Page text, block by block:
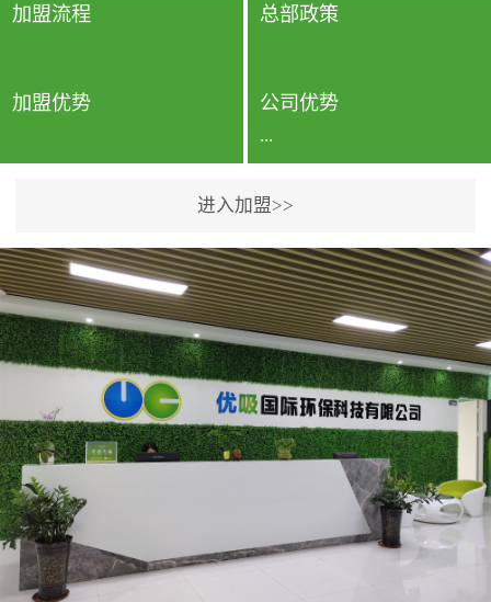
的、空气...
检测...
加盟流程 总部政策
加盟优势 公司优势
...
专利保护优势、双甲资质
企业（“室内环境净化治理
甲级施工资质”“室内环境
污染治理资质等级证
书”）、拥有多名高级《环
境工程高级工程师》室内
空气治理资格认证的治理
人员、掌握室内空气净化
治理实用技术和五项专利
技术、八项计算机软件著
作权登记证书等。研发实
进入加盟>>